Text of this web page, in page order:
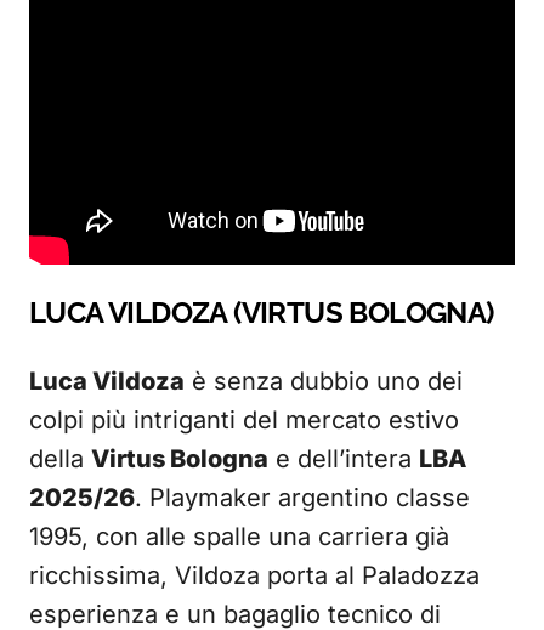
LUCA VILDOZA (VIRTUS BOLOGNA)
Luca Vildoza è senza dubbio uno dei
colpi più intriganti del mercato estivo
della Virtus Bologna e dell’intera LBA
2025/26. Playmaker argentino classe
1995, con alle spalle una carriera già
ricchissima, Vildoza porta al Paladozza
esperienza e un bagaglio tecnico di